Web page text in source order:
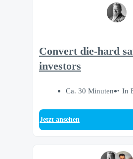
Convert die-hard
investors
Ca. 30 Minuten In
Jetzt ansehen